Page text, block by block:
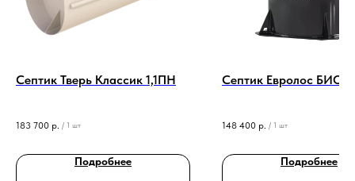
Септик Тверь Классик 1,1ПН
183 700 р. / 1 шт
Подробнее
Септик Евролос БИО 4
148 400 р. / 1 шт
Подробнее